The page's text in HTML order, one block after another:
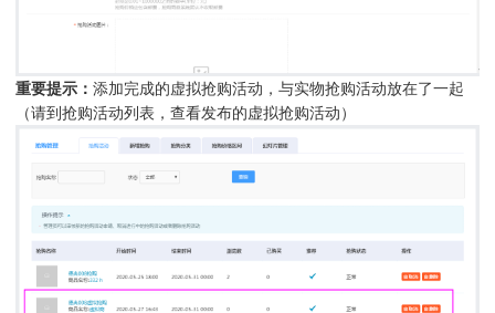
重要提示：添加完成的虚拟抢购活动，与实物抢购活动放在了一起
（请到抢购活动列表，查看发布的虚拟抢购活动）